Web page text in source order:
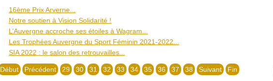
16ème Prix Arverne...
Notre soutien à Vision Solidarité !
L’Auvergne accroche ses étoiles à Wagram...
Les Trophées Auvergne du Sport Féminin 2021-2022...
SIA 2022 : le salon des retrouvailles...
Début Précédent 29 30 31 32 33 34 35 36 37 38 Suivant Fin